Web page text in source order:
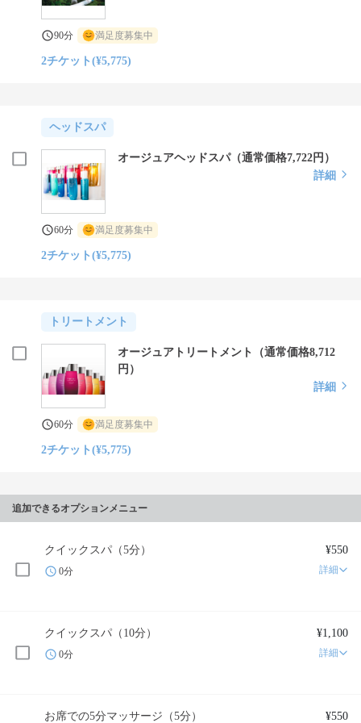
90分 満足度募集中
2チケット(¥5,775)
ヘッドスパ
オージュアヘッドスパ（通常価格7,722円）
詳細
60分 満足度募集中
2チケット(¥5,775)
トリートメント
オージュアトリートメント（通常価格8,712
円）
詳細
60分 満足度募集中
2チケット(¥5,775)
追加できるオプションメニュー
クイックスパ（5分） ¥550
0分 詳細
クイックスパ（10分） ¥1,100
0分 詳細
お席での5分マッサージ（5分） ¥550